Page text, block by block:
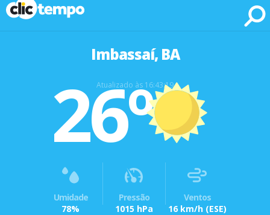
Imbassaí, BA
Fonte: CLIMATEMPO METEOROLOGIA
Atualizado às 16:43:19
26º
Umidade
78%
Pressão
1015 hPa
Ventos
16 km/h (ESE)